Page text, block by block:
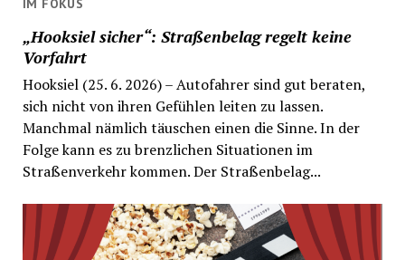
IM FOKUS
„Hooksiel sicher“: Straßenbelag regelt keine
Vorfahrt
Hooksiel (25. 6. 2026) – Autofahrer sind gut beraten,
sich nicht von ihren Gefühlen leiten zu lassen.
Manchmal nämlich täuschen einen die Sinne. In der
Folge kann es zu brenzlichen Situationen im
Straßenverkehr kommen. Der Straßenbelag...